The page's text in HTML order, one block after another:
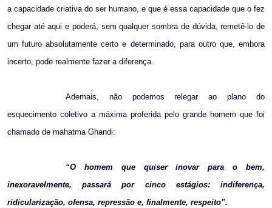
a capacidade criativa do ser humano, e que é essa capacidade que o fez
chegar até aqui e poderá, sem qualquer sombra de dúvida, remetê-lo de
um futuro absolutamente certo e determinado, para outro que, embora
incerto, pode realmente fazer a diferença.
Ademais, não podemos relegar ao plano do
esquecimento coletivo a máxima proferida pelo grande homem que foi
chamado de mahatma Ghandi:
“O homem que quiser inovar para o bem,
inexoravelmente, passará por cinco estágios: indiferença,
ridicularização, ofensa, repressão e, finalmente, respeito”.